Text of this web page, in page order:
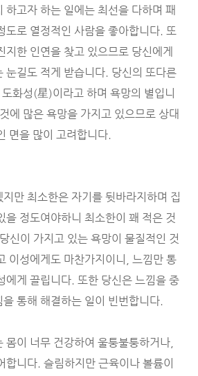
하고자 하는 일에는 최선을 다하며 패
도로 열정적인 사람을 좋아합니다. 또
지한 인연을 찾고 있으므로 당신에게
눈길도 적게 받습니다. 당신의 또다른
화성(星)이라고 하며 욕망의 별입니
에 많은 욕망을 가지고 있으므로 상대
면을 많이 고려합니다.
만 최소한은 자기를 뒷바라지하며 집
을 정도여야하니 최소한이 꽤 적은 것
신이 가지고 있는 욕망이 물질적인 것
이성에게도 마찬가지이니, 느낌만 통
에게 끌립니다. 또한 당신은 느낌을 중
통해 해결하는 일이 빈번합니다.
몸이 너무 건강하여 울퉁불퉁하거나,
합니다. 슬림하지만 근육이나 볼륨이